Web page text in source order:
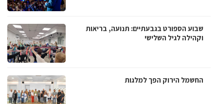
שבוע הספורט בגבעתיים: תנועה, בריאות
וקהילה לגיל השלישי
החשמל הירוק הפך למלגות